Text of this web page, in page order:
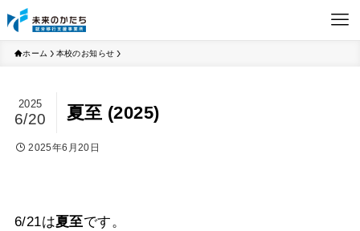
ホーム 本校のお知らせ
夏至 (2025)
2025
6/20
2025年6月20日
6/21は夏至です。